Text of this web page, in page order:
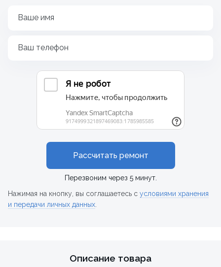
Ваше имя
Ваш телефон
Рассчитать ремонт
Перезвоним через 5 минут.
Нажимая на кнопку, вы соглашаетесь с условиями хранения
и передачи личных данных
Описание товара